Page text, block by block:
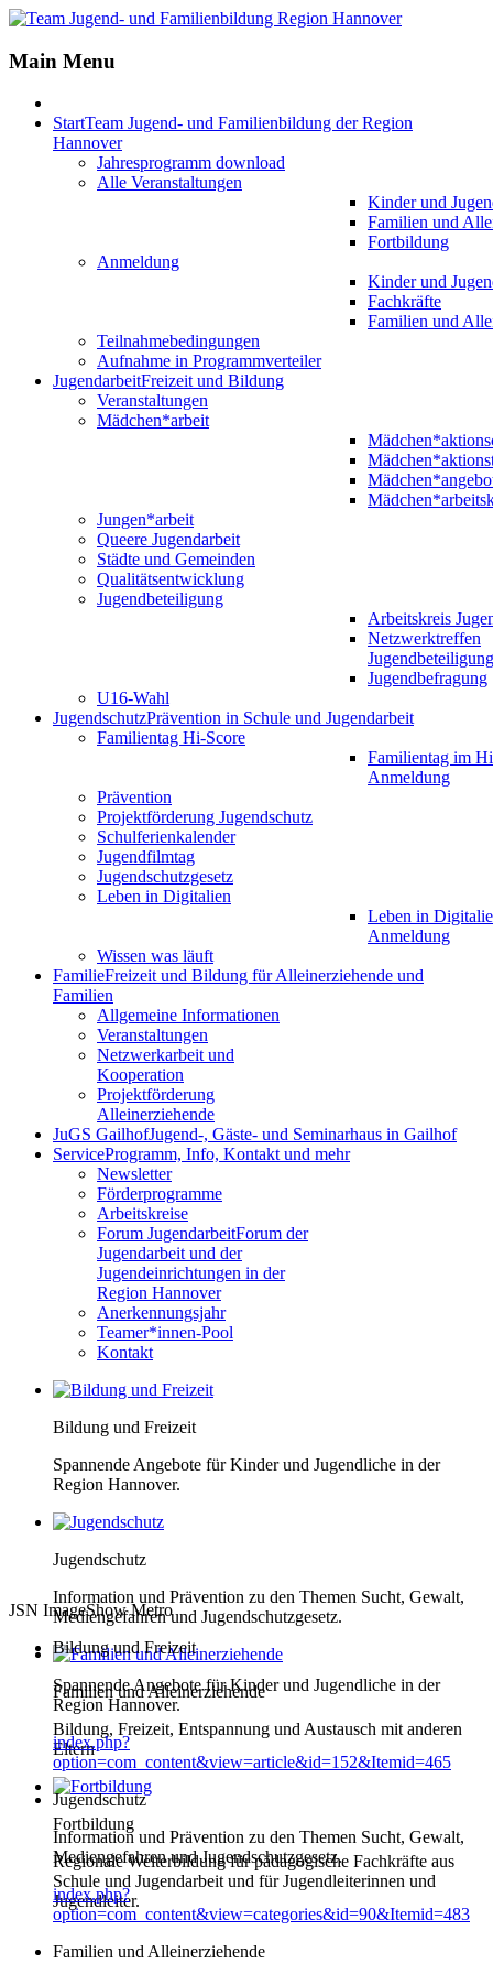
Main Menu
StartTeam Jugend- und Familienbildung der Region
Hannover
Jahresprogramm download
Alle Veranstaltungen
Kinder und
Familien und
Fortbildung
Anmeldung
Kinder und
Fachkräfte
Familien und
Teilnahmebedingungen
Aufnahme in Programmverteiler
JugendarbeitFreizeit und Bildung
Veranstaltungen
Mädchen*arbeit
Jungen*arbeit
Queere Jugendarbeit
Städte und Gemeinden
Qualitätsentwicklung
Jugendbeteiligung
Arbeitskreis
Netzwerktreffen
Jugendbeteiligung
Jugendbefragung
U16-Wahl
JugendschutzPrävention in Schule und Jugendarbeit
Familientag Hi-Score
Familientag im
Anmeldung
Prävention
Projektförderung Jugendschutz
Schulferienkalender
Jugendfilmtag
Jugendschutzgesetz
Leben in Digitalien
Leben in
Anmeldung
Wissen was läuft
FamilieFreizeit und Bildung für Alleinerziehende und
Familien
Allgemeine Informationen
Veranstaltungen
Netzwerkarbeit und
Kooperation
Projektförderung
Alleinerziehende
JuGS GailhofJugend-, Gäste- und Seminarhaus in Gailhof
ServiceProgramm, Info, Kontakt und mehr
Newsletter
Förderprogramme
Arbeitskreise
Forum JugendarbeitForum der
Jugendarbeit und der
Jugendeinrichtungen in der
Region Hannover
Anerkennungsjahr
Teamer*innen-Pool
Kontakt
Bildung und Freizeit
Spannende Angebote für Kinder und Jugendliche in der
Region Hannover.
Jugendschutz
Information und Prävention zu den Themen Sucht, Gewalt,
Mediengefahren und Jugendschutzgesetz.
Familien und Alleinerziehende
Bildung, Freizeit, Entspannung und Austausch mit anderen
Eltern
Fortbildung
Regionale Weiterbildung für pädagogische Fachkräfte aus
Schule und Jugendarbeit und für Jugendleiterinnen und
Jugendleiter.
JSN ImageShow Metro
Bildung und Freizeit
Spannende Angebote für Kinder und Jugendliche in der
Region Hannover.
index.php?
option=com_content&view=article&id=152&Itemid=465
Jugendschutz
Information und Prävention zu den Themen Sucht, Gewalt,
Mediengefahren und Jugendschutzgesetz.
index.php?
option=com_content&view=categories&id=90&Itemid=483
Familien und Alleinerziehende